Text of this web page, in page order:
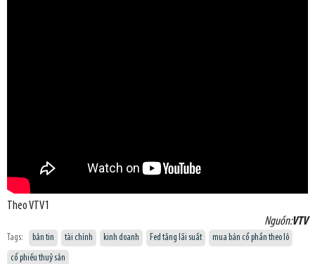
Theo VTV1
Nguồn:VTV
Tags: bản tin tài chính kinh doanh Fed tăng lãi suất
mua bán cổ phần theo lô
cổ phiếu thuỷ sản